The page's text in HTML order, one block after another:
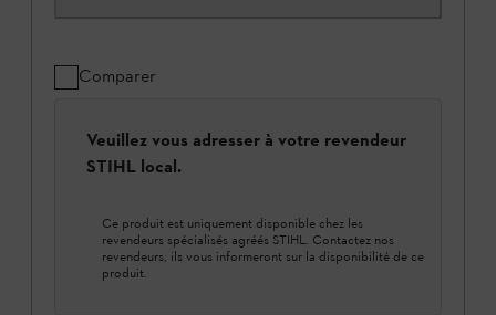
Comparer
Veuillez vous adresser à votre revendeur
STIHL local.
Ce produit est uniquement disponible chez les
revendeurs spécialisés agréés STIHL. Contactez nos
revendeurs, ils vous informeront sur la disponibilité de ce
produit.